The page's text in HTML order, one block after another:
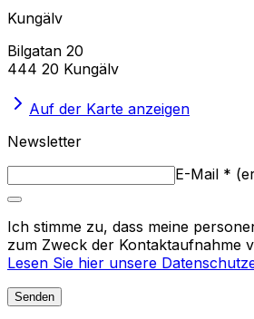
Kungälv
Bilgatan 20
444 20 Kungälv
Auf der Karte anzeigen
Newsletter
E-Mail * (
Ich stimme zu, dass meine
zum Zweck der Kontaktaufnahme
Lesen Sie hier unsere
Senden